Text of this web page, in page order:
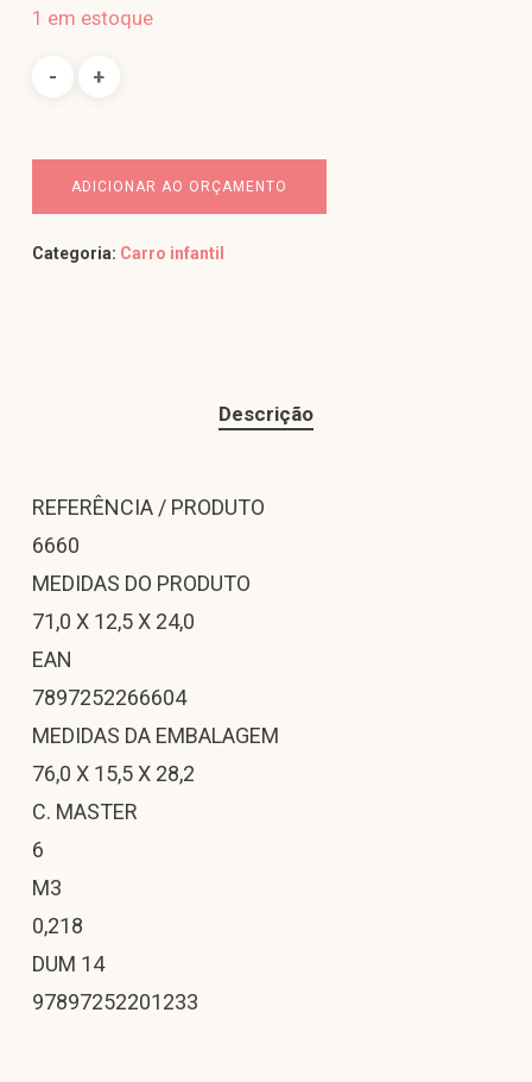
1 em estoque
ADICIONAR AO ORÇAMENTO
Categoria: Carro infantil
Descrição
REFERÊNCIA / PRODUTO
6660
MEDIDAS DO PRODUTO
71,0 X 12,5 X 24,0
EAN
7897252266604
MEDIDAS DA EMBALAGEM
76,0 X 15,5 X 28,2
C. MASTER
6
M3
0,218
DUM 14
97897252201233